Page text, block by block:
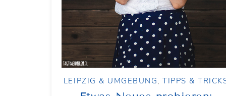
LEIPZIG & UMGEBUNG,TIPPS &